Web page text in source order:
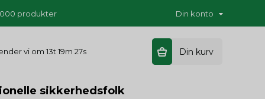
produkter Din konto
vi om 13t 19m 26s Din kurv
sikkerhedsfolk